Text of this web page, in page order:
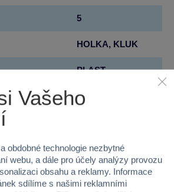
5
HOLKA, KLUK
PLAST
14.61
11.75
310
Vašeho
obdobné technologie nezbytné
webu, a dále pro účely analýzy provozu
obsahu a reklamy. Informace
sdílíme s našimi reklamními